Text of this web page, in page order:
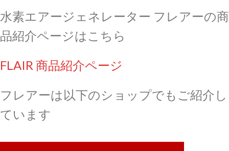
水素エアージェネレーター フレアーの商
品紹介ページはこちら
FLAIR 商品紹介ページ
フレアーは以下のショップでもご紹介し
ています